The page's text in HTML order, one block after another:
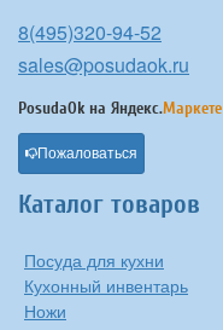
8(495)320-94-52
sales@posudaok.ru
PosudaOk на Яндекс.Маркете
Пожаловаться
Каталог товаров
Посуда для кухни
Кухонный инвентарь
Ножи